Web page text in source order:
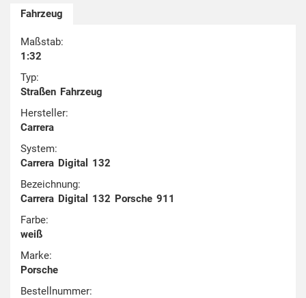
Fahrzeug
Maßstab:
1:32
Typ:
Straßen Fahrzeug
Hersteller:
Carrera
System:
Carrera Digital 132
Bezeichnung:
Carrera Digital 132 Porsche 911
Farbe:
weiß
Marke:
Porsche
Bestellnummer: